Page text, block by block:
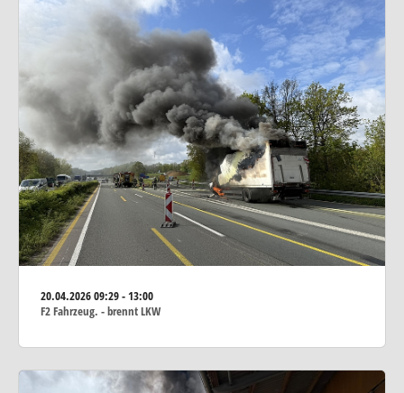
20.04.202609:29 - 13:00
F2 Fahrzeug. - brennt LKW